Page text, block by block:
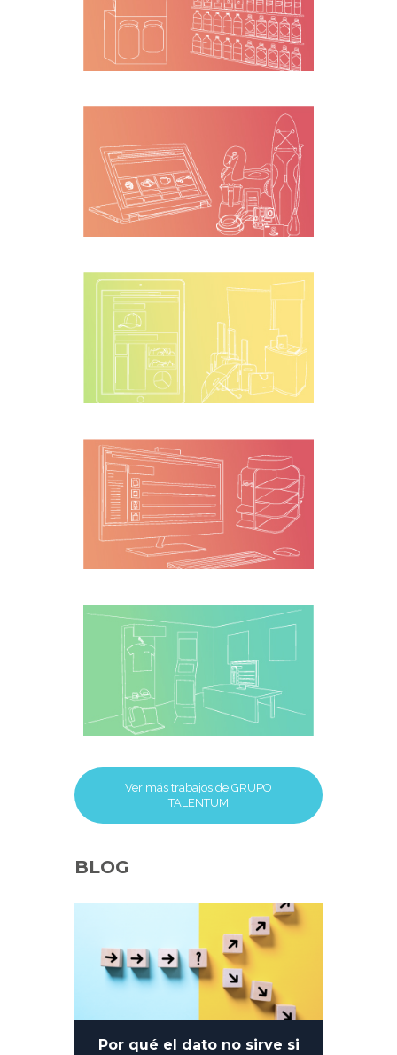
Manipulados
especiales
Programa de
incentivos
Almacén
promocional
centralizado
Logística y
transporte
Gestión
integral del
punto de venta
Ver más trabajos de GRUPO
TALENTUM
BLOG
Por qué el dato no sirve si